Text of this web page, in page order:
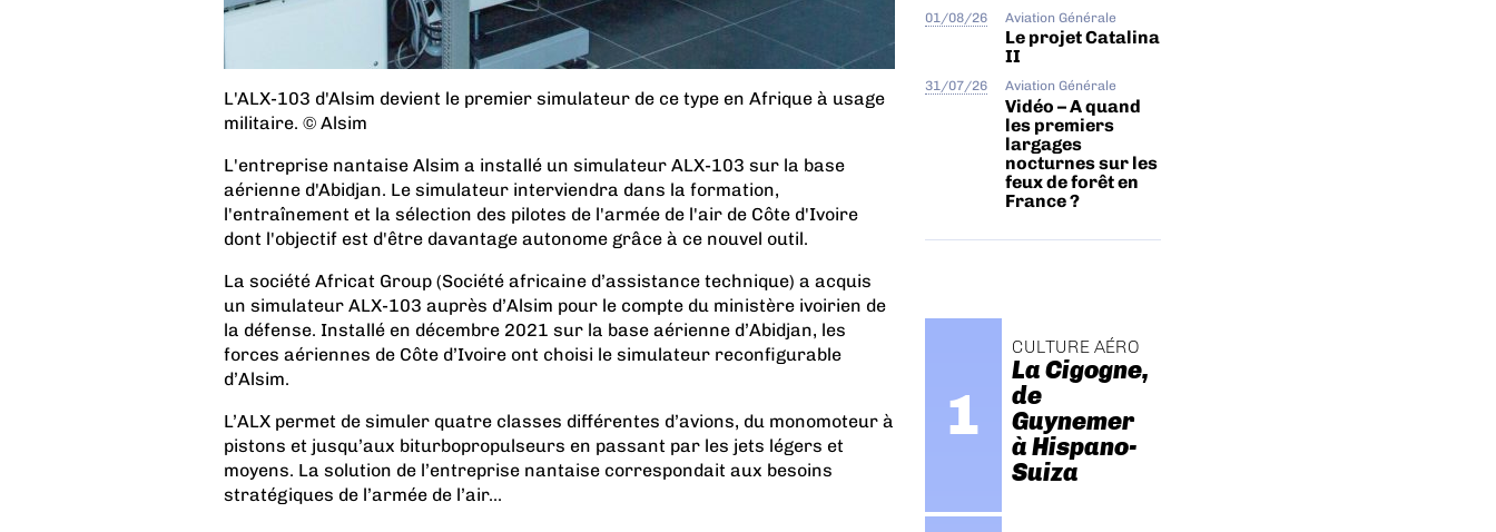
L'ALX-103 d'Alsim devient le premier simulateur de ce type en Afrique à usage
militaire. © Alsim
L'entreprise nantaise Alsim a installé un simulateur ALX-103 sur la base
aérienne d'Abidjan. Le simulateur interviendra dans la formation,
l'entraînement et la sélection des pilotes de l'armée de l'air de Côte d'Ivoire
dont l'objectif est d'être davantage autonome grâce à ce nouvel outil.
La société Africat Group (Société africaine d’assistance technique) a acquis
un simulateur ALX-103 auprès d’Alsim pour le compte du ministère ivoirien de
la défense. Installé en décembre 2021 sur la base aérienne d’Abidjan, les
forces aériennes de Côte d’Ivoire ont choisi le simulateur reconfigurable
d’Alsim.
L’ALX permet de simuler quatre classes différentes d’avions, du monomoteur à
pistons et jusqu’aux biturbopropulseurs en passant par les jets légers et
moyens. La solution de l’entreprise nantaise correspondait aux besoins
stratégiques de l’armée de l’air...
01/08/26 Aviation Générale
Le projet Catalina
II
31/07/26 Aviation Générale
Vidéo – A quand
les premiers
largages
nocturnes sur les
feux de forêt en
France ?
CULTURE AÉRO
La Cigogne,
de
Guynemer
à Hispano-
Suiza